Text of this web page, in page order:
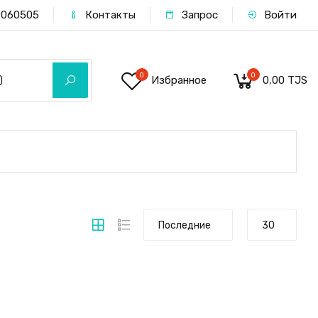
Контакты Запрос Войти
0 Избранное 0 0,00 TJS
Последние 30